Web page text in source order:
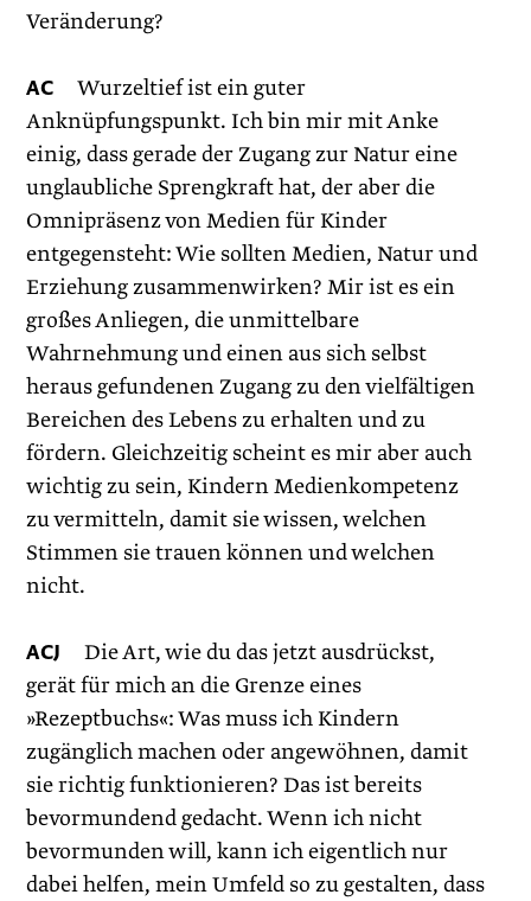
Veränderung?
AC Wurzeltief ist ein guter
Anknüpfungspunkt. Ich bin mir mit Anke
einig, dass gerade der Zugang zur Natur eine
unglaubliche Sprengkraft hat, der aber die
Omnipräsenz von Medien für Kinder
entgegensteht: Wie sollten Medien, Natur und
Erziehung zusammenwirken? Mir ist es ein
großes Anliegen, die unmittelbare
Wahrnehmung und einen aus sich selbst
heraus gefundenen Zugang zu den vielfältigen
Bereichen des ­Lebens zu erhalten und zu
fördern. Gleichzeitig scheint es mir aber auch
wichtig zu sein, Kindern Medienkompetenz
zu vermitteln, ­damit sie wissen, welchen
Stimmen sie trauen können und welchen
nicht.
ACJ Die Art, wie du das jetzt ausdrückst,
gerät für mich an die Grenze eines
»Rezeptbuchs«: Was muss ich Kindern
zugänglich machen oder angewöhnen, damit
sie richtig funktionieren? Das ist bereits
bevormundend gedacht. Wenn ich nicht
bevormunden will, kann ich eigentlich nur
dabei helfen, mein Umfeld so zu gestalten, dass